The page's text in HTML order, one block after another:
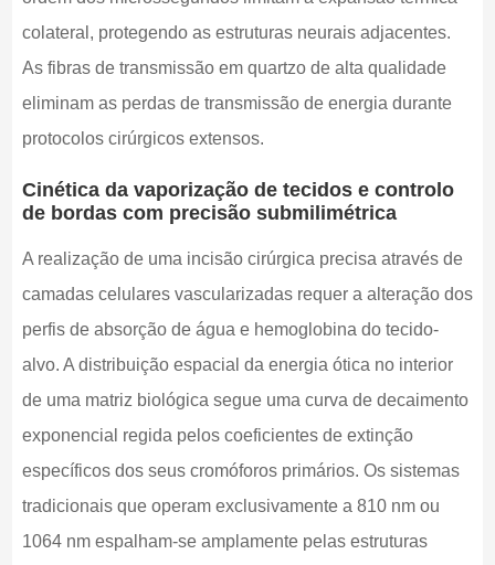
colateral, protegendo as estruturas neurais adjacentes.
As fibras de transmissão em quartzo de alta qualidade
eliminam as perdas de transmissão de energia durante
protocolos cirúrgicos extensos.
Cinética da vaporização de tecidos e controlo
de bordas com precisão submilimétrica
A realização de uma incisão cirúrgica precisa através de
camadas celulares vascularizadas requer a alteração dos
perfis de absorção de água e hemoglobina do tecido-
alvo. A distribuição espacial da energia ótica no interior
de uma matriz biológica segue uma curva de decaimento
exponencial regida pelos coeficientes de extinção
específicos dos seus cromóforos primários. Os sistemas
tradicionais que operam exclusivamente a 810 nm ou
1064 nm espalham-se amplamente pelas estruturas